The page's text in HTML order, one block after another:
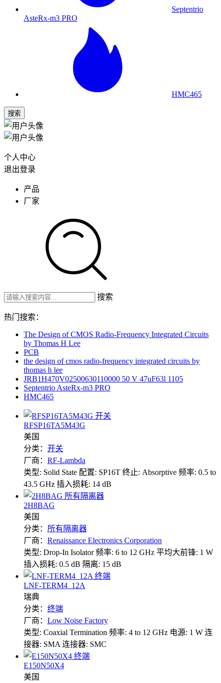
Septentrio
AsteRx-m3 PRO
HMC465
搜索
个人中心
退出登录
产品
厂家
搜索
热门搜索：
The Design of CMOS Radio-Frequency Integrated Circuits
by Thomas H Lee
PCB
the design of cmos radio-frequency integrated circuits by
thomas h lee
JRB1H470V02500630110000 50 V 47uF63l 1105
Septentrio AsteRx-m3 PRO
HMC465
RFSP16TA5M43G
美国
分类： 开关
厂商： RF-Lambda
类型: Solid State 配置: SP16T 终止: Absorptive 频率: 0.5 to
43.5 GHz 插入损耗: 14 dB
2H8BAG
美国
分类： 所有隔离器
厂商： Renaissance Electronics Corporation
类型: Drop-In Isolator频率: 6 to 12 GHz 平均大前锋: 1 W
插入损耗: 0.5 dB 隔离: 15 dB
LNF-TERM4_12A
瑞典
分类： 终端
厂商： Low Noise Factory
类型: Coaxial Termination 频率: 4 to 12 GHz 电源: 1 W 连
接器: SMA 连接器: SMC
E150N50X4
美国